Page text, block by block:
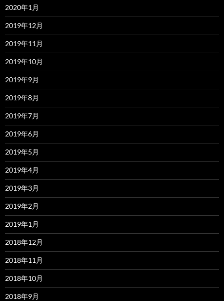
2020年1月
2019年12月
2019年11月
2019年10月
2019年9月
2019年8月
2019年7月
2019年6月
2019年5月
2019年4月
2019年3月
2019年2月
2019年1月
2018年12月
2018年11月
2018年10月
2018年9月